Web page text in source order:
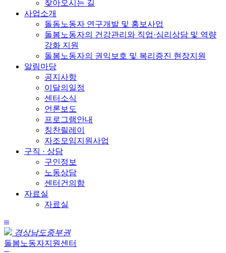
찾아오시는 길
사업소개
돌돔노동자 연구개발 및 홍보사업
돌봄노동자의 건강관리와 직업·심리상담 및 역량
강화 지원
돌봄노동자의 권익보호 및 복리증진 현장지원
알림마당
공지사항
이달의일정
센터소식
언론보도
프로그램안내
칭찬릴레이
자조모임지원사업
구직 · 상담
구인정보
노동상담
센터건의함
자료실
자료실
전
체
메
경상남도중부권
돌봄노동자지원센터